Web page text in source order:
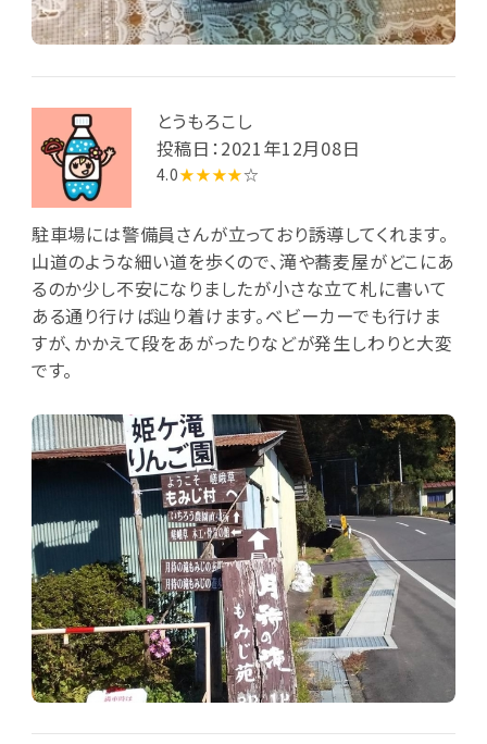
とうもろこし
投稿日：2021年12月08日
4.0★★★★☆
駐車場には警備員さんが立っており誘導してくれます。
山道のような細い道を歩くので、滝や蕎麦屋がどこにあ
るのか少し不安になりましたが小さな立て札に書いて
ある通り行けば辿り着けます。ベビーカーでも行けま
すが、かかえて段をあがったりなどが発生しわりと大変
です。